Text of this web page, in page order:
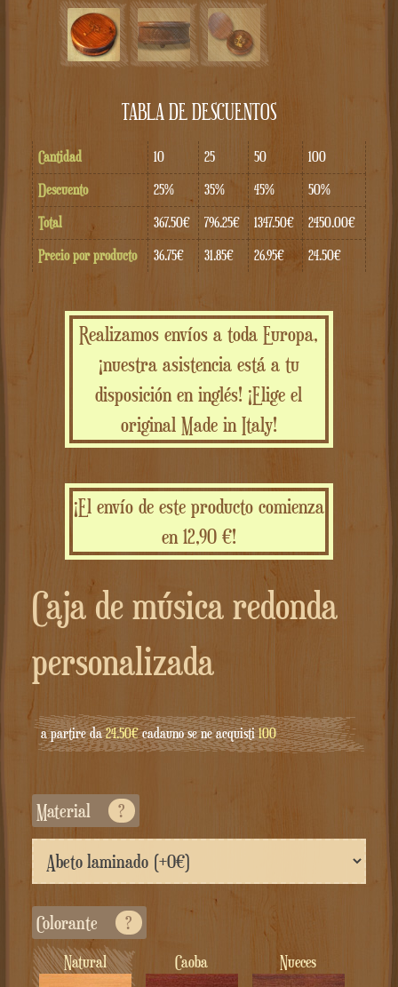
TABLA DE DESCUENTOS
Cantidad 10 25 50
100
Descuento
25% 35% 45%
50%
Total
367.50€ 796.25€ 1347.50€
2450.00€
Precio por producto
36.75€ 31.85€ 26.95€ 24.50€
Realizamos envíos a toda Europa,
¡nuestra asistencia está a tu
disposición en inglés! ¡Elige el
original Made in Italy!
¡El envío de este producto comienza
en 12,90 €!
Caja de música redonda
personalizada
a partire da24.50€cadauno se ne acquisti100
Material ?
Colorante ?
Natural Caoba nueces